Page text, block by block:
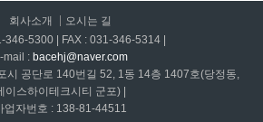
회사소개
오시는 길
346-5300 | FAX : 031-346-5314 |
mail : bacehj@naver.com
시 공단로 140번길 52, 1동 14층 1407호(당정동,
이스하이테크시티 군포) |
업자번호 : 138-81-44511